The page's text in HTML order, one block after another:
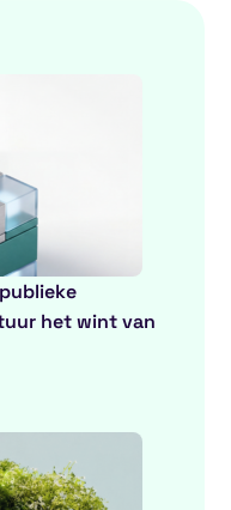
het wint van